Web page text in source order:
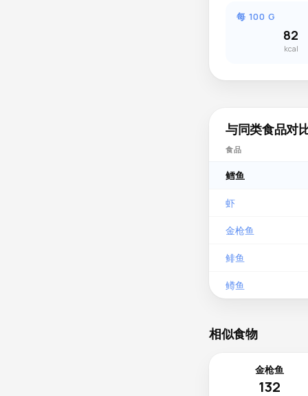
每 100 G
82
kcal
与同类食品对
食品
鳕鱼
虾
金枪鱼
鲱鱼
鳟鱼
相似食物
金枪鱼
132